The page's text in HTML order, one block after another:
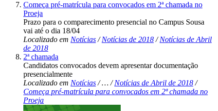
Começa pré-matrícula para convocados em 2ª chamada no
Proeja
Prazo para o comparecimento presencial no Campus Sousa
vai até o dia 18/04
Localizado em Notícias /Notícias de 2018 /Notícias de Abril
de 2018
2ª chamada
Candidatos convocados devem apresentar documentação
presencialmente
Localizado em Notícias /…/Notícias de Abril de 2018 /
Começa pré-matrícula para convocados em 2ª chamada no
Proeja